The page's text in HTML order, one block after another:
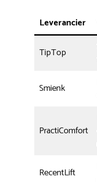
Leverancier
TipTop
Smienk
PractiComfort
RecentLift